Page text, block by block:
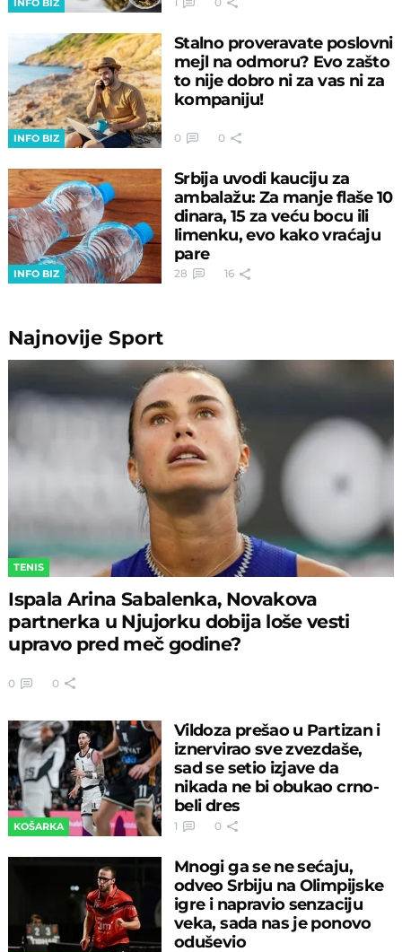
INFO BIZ
INFO BIZ
Stalno proveravate poslovni
mejl na odmoru? Evo zašto
to nije dobro ni za vas ni za
kompaniju!
0 0
INFO BIZ
Srbija uvodi kauciju za
ambalažu: Za manje flaše 10
dinara, 15 za veću bocu ili
limenku, evo kako vraćaju
pare
28 16
NajnovijeSport
TENIS
Ispala Arina Sabalenka, Novakova
partnerka u Njujorku dobija loše vesti
upravo pred meč godine?
0 0
KOŠARKA
Vildoza prešao u Partizan i
iznervirao sve zvezdaše,
sad se setio izjave da
nikada ne bi obukao crno-
beli dres
1 0
Mnogi ga se ne sećaju,
odveo Srbiju na Olimpijske
igre i napravio senzaciju
veka, sada nas je ponovo
oduševio